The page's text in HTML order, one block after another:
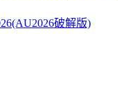
破解版)